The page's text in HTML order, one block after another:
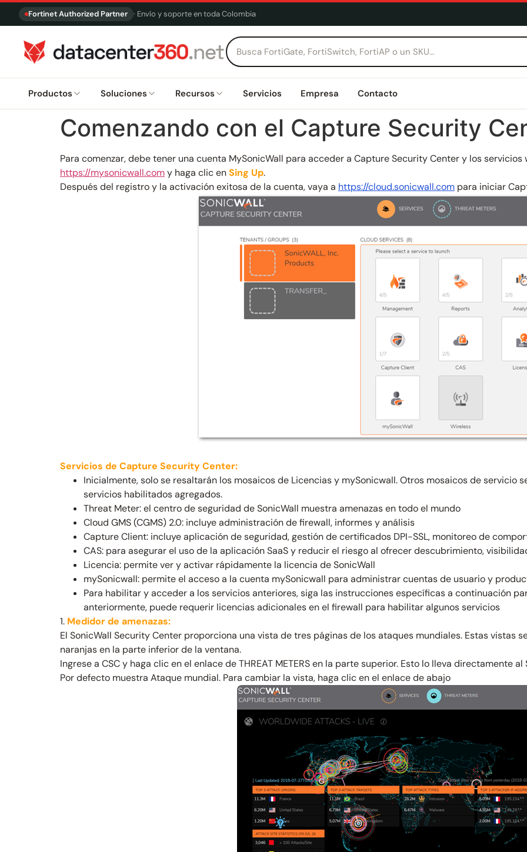
Fortinet Authorized Partner · Envío y soporte en toda Colombia
Productos Soluciones Recursos Servicios Empresa Contacto
Comenzando con el Capture Security
Para comenzar, debe tener una cuenta MySonicWall para acceder a Capture Security Center y los
https://mysonicwall.comy haga clic enSing Up.
Después del registro y la activación exitosa de la cuenta, vaya a https://cloud.sonicwall.com para iniciar
Servicios de Capture Security Center:
Inicialmente, solo se resaltarán los mosaicos de Licencias y mySonicwall. Otros mosaicos de servicio
servicios habilitados agregados.
Threat Meter: el centro de seguridad de SonicWall muestra amenazas en todo el mundo
Cloud GMS (CGMS) 2.0: incluye administración de firewall, informes y análisis
Capture Client: incluye aplicación de seguridad, gestión de certificados DPI-SSL, monitoreo de
CAS: para asegurar el uso de la aplicación SaaS y reducir el riesgo al ofrecer descubrimiento,
Licencia: permite ver y activar rápidamente la licencia de SonicWall
mySonicwall: permite el acceso a la cuenta mySonicwall para administrar cuentas de usuario y
Para habilitar y acceder a los servicios anteriores, siga las instrucciones específicas a continuación
anteriormente, puede requerir licencias adicionales en el firewall para habilitar algunos servicios
1. Medidor de amenazas:
El SonicWall Security Center proporciona una vista de tres páginas de los ataques mundiales. Estas vistas
naranjas en la parte inferior de la ventana.
Ingrese a CSC y haga clic en el enlace de THREAT METERS en la parte superior. Esto lo lleva directamente
Por defecto muestra Ataque mundial. Para cambiar la vista, haga clic en el enlace de abajo